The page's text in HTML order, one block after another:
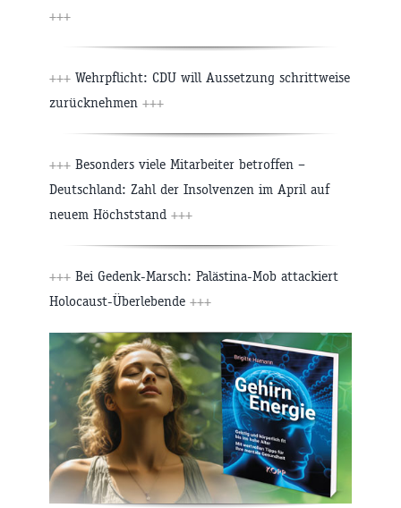
+++
+++ Wehrpflicht: CDU will Aussetzung schrittweise
zurücknehmen +++
+++ Besonders viele Mitarbeiter betroffen –
Deutschland: Zahl der Insolvenzen im April auf
neuem Höchststand +++
+++ Bei Gedenk-Marsch: Palästina-Mob attackiert
Holocaust-Überlebende +++